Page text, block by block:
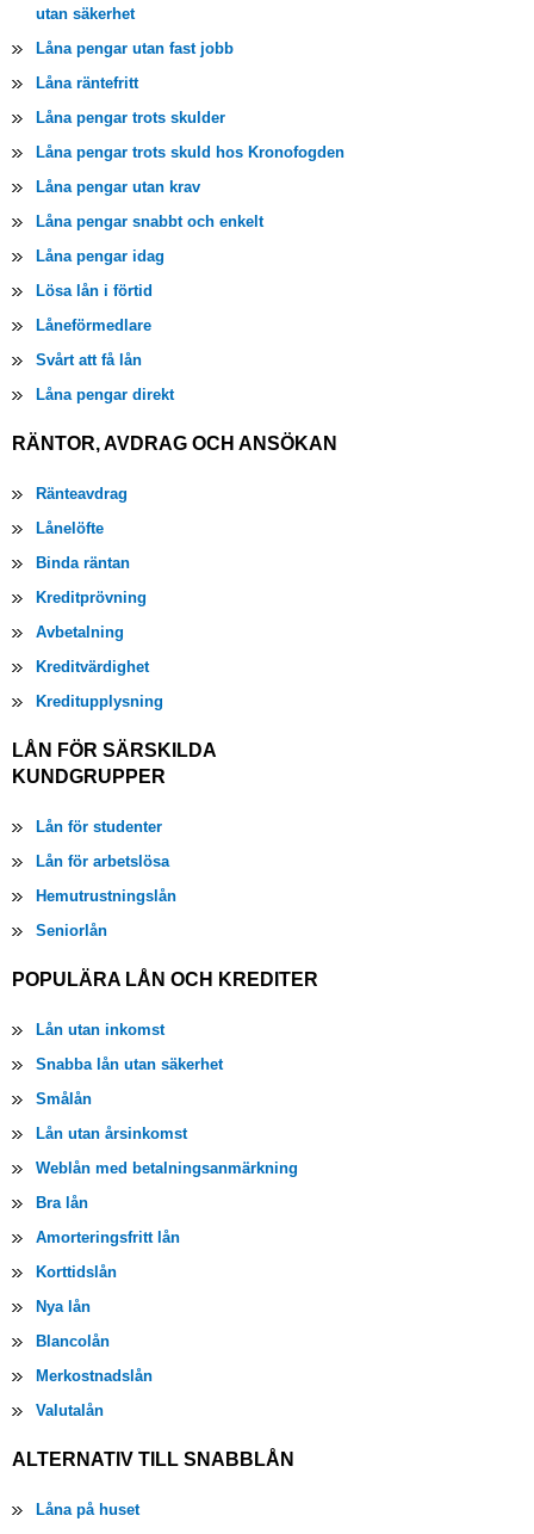
utan säkerhet
Låna pengar utan fast jobb
Låna räntefritt
Låna pengar trots skulder
Låna pengar trots skuld hos Kronofogden
Låna pengar utan krav
Låna pengar snabbt och enkelt
Låna pengar idag
Lösa lån i förtid
Låneförmedlare
Svårt att få lån
Låna pengar direkt
RÄNTOR, AVDRAG OCH ANSÖKAN
Ränteavdrag
Lånelöfte
Binda räntan
Kreditprövning
Avbetalning
Kreditvärdighet
Kreditupplysning
LÅN FÖR SÄRSKILDA
KUNDGRUPPER
Lån för studenter
Lån för arbetslösa
Hemutrustningslån
Seniorlån
POPULÄRA LÅN OCH KREDITER
Lån utan inkomst
Snabba lån utan säkerhet
Smålån
Lån utan årsinkomst
Weblån med betalningsanmärkning
Bra lån
Amorteringsfritt lån
Korttidslån
Nya lån
Blancolån
Merkostnadslån
Valutalån
ALTERNATIV TILL SNABBLÅN
Låna på huset